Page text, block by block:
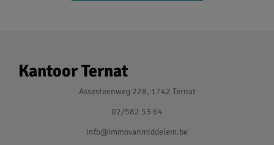
Kantoor Ternat
Assesteenweg 228, 1742 Ternat
02/582 53 64
info@immovanmiddelem.be